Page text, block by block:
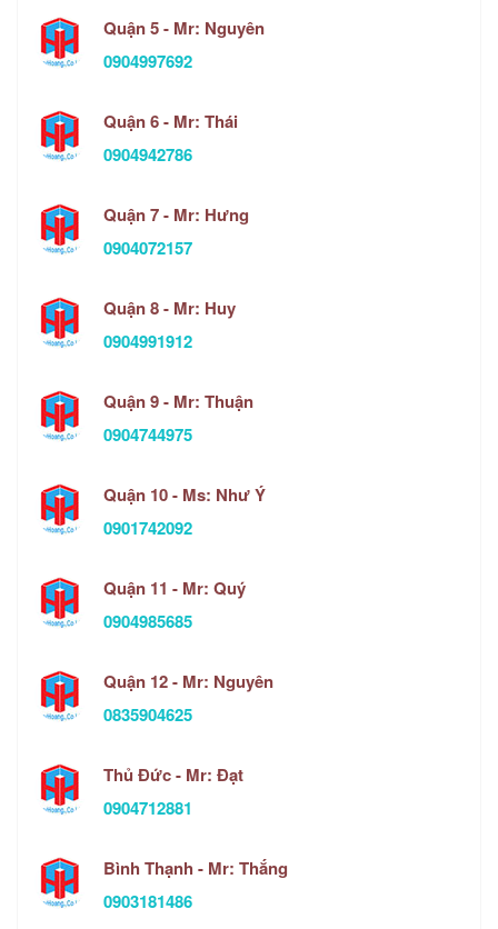
Quận 5 - Mr: Nguyên
0904997692
Quận 6 - Mr: Thái
0904942786
Quận 7 - Mr: Hưng
0904072157
Quận 8 - Mr: Huy
0904991912
Quận 9 - Mr: Thuận
0904744975
Quận 10 - Ms: Như Ý
0901742092
Quận 11 - Mr: Quý
0904985685
Quận 12 - Mr: Nguyên
0835904625
Thủ Đức - Mr: Đạt
0904712881
Bình Thạnh - Mr: Thắng
0903181486